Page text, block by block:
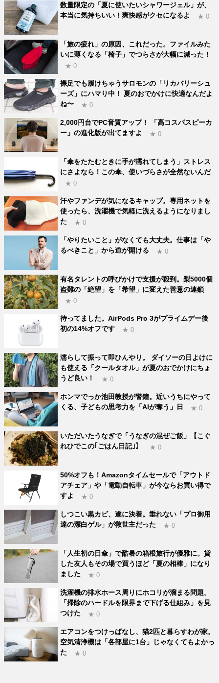
数量限定の「夏に使いたいシャワージェル」が、
本当に気持ちいい！爽快感がクセになるよ
★ 0
「旅の疲れ」の原因、これだった。ファイルみた
いに薄くなる「椅子」でつらさが大幅に減った！
★ 0
裸足でも履けちゃうサロモンの「リカバリーシュ
ーズ」にハマり中！ 夏のおでかけに快適なんだよ
ね〜
★ 0
2,000円台でPC音質アップ！ 「高コスパスピーカ
ー」の進化版が出てますよ
★ 0
「傘をたたむときに手が濡れてしまう」ストレス
にさよなら！この傘、使いづらさが全然ないんだ
★ 0
汗やファンデが気になるキャップ。専用ネットを
使ったら、洗濯機で気軽に洗えるようになりまし
た
★ 0
「やりたいこと」がなくても大丈夫。仕事は「や
るべきこと」から道が開ける
★ 0
有名タレントの呼びかけで支援が殺到。梨5000個
盗難の「絶望」を「希望」に変えた善意の連鎖
★ 0
待ってました。AirPods Pro 3がプライムデー後
初の14%オフです
★ 0
濡らして振って即ひんやり。 ダイソーの日よけに
も使える「クールタオル」が夏のおでかけにちょ
うど良い！
★ 0
ホンマでっか池田教授が警鐘。近いうちにやって
くる、子どもの思考力を「AIが奪う」日
★ 0
いただいたうなぎで「うなぎの混ぜご飯」【こぐ
れひでこの｢ごはん日記｣】
★ 0
50%オフも！Amazonタイムセールで「アウトド
アチェア」や「電動自転車」が今ならお買い得で
すよ
★ 0
しつこい黒カビ、遂に決着。垂れない「プロ御用
達の漂白ゲル」が救世主だった
★ 0
「人生初の日傘」で酷暑の箱根旅行が優雅に。貸
した友人もその場で買うほど「夏の相棒」になり
ました
★ 0
洗濯機の排水ホース周りにホコリが溜まる問題。
「掃除のハードルを限界まで下げる仕組み」を見
つけた
★ 0
エアコンをつけっぱなし、猫2匹と暮らすわが家。
空気清浄機は「各部屋に1台」じゃなくてもよかっ
た
★ 0